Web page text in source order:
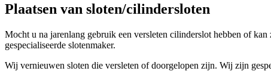
Plaatsen van sloten/cilindersloten
Mocht u na jarenlang gebruik een versleten cilinderslot hebben of
gespecialiseerde slotenmaker.
Wij vernieuwen sloten die versleten of doorgelopen zijn. Wij zijn